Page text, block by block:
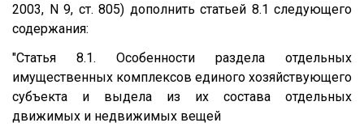
2003, N 9, ст. 805) дополнить статьей 8.1 следующего
содержания:
"Статья 8.1. Особенности раздела отдельных
имущественных комплексов единого хозяйствующего
субъекта и выдела из их состава отдельных
движимых и недвижимых вещей